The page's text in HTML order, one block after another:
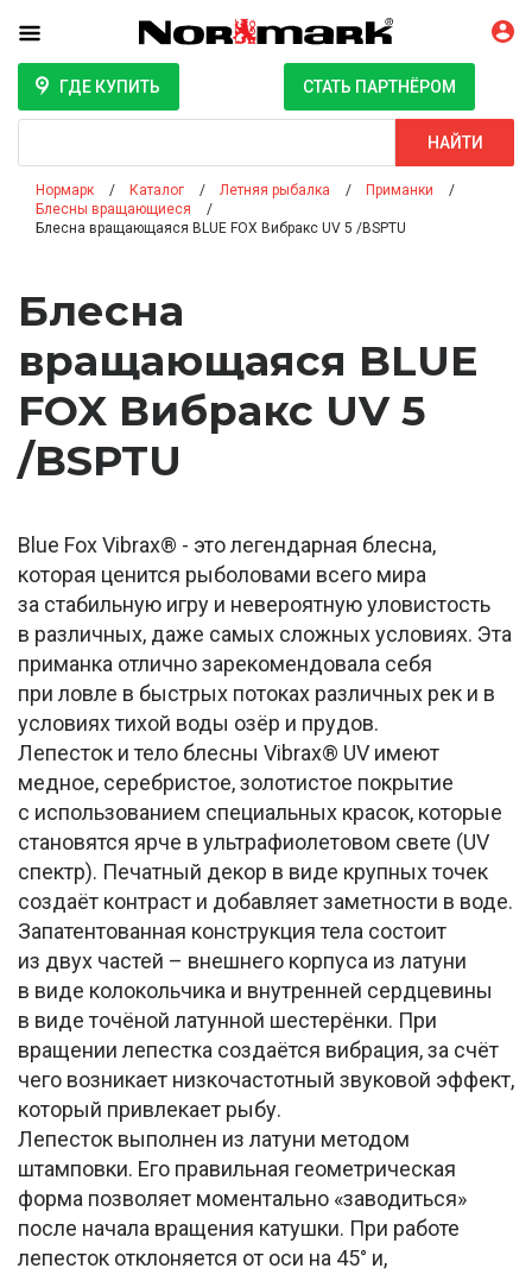
ГДЕ КУПИТЬ СТАТЬ ПАРТНЁРОМ
НАЙТИ
Нормарк Каталог Летняя рыбалка
Приманки
Блесны вращающиеся
Блесна вращающаяся BLUE FOX Вибракс UV 5 /BSPTU
Блесна
вращающаяся BLUE
FOX Вибракс UV 5
/BSPTU
Blue Fox Vibrax® - это легендарная блесна,
которая ценится рыболовами всего мира
за стабильную игру и невероятную уловистость
в различных, даже самых сложных условиях. Эта
приманка отлично зарекомендовала себя
при ловле в быстрых потоках различных рек и в
условиях тихой воды озёр и прудов.
Лепесток и тело блесны Vibrax® UV имеют
медное, серебристое, золотистое покрытие
с использованием специальных красок, которые
становятся ярче в ультрафиолетовом свете (UV
спектр). Печатный декор в виде крупных точек
создаёт контраст и добавляет заметности в воде.
Запатентованная конструкция тела состоит
из двух частей – внешнего корпуса из латуни
в виде колокольчика и внутренней сердцевины
в виде точёной латунной шестерёнки. При
вращении лепестка создаётся вибрация, за счёт
чего возникает низкочастотный звуковой эффект,
который привлекает рыбу.
Лепесток выполнен из латуни методом
штамповки. Его правильная геометрическая
форма позволяет моментально «заводиться»
после начала вращения катушки. При работе
лепесток отклоняется от оси на 45° и,